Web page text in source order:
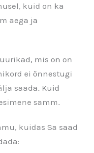
kuid on ka
aega ja
mis on on
ei õnnestugi
saada. Kuid
samm.
kuidas Sa saad